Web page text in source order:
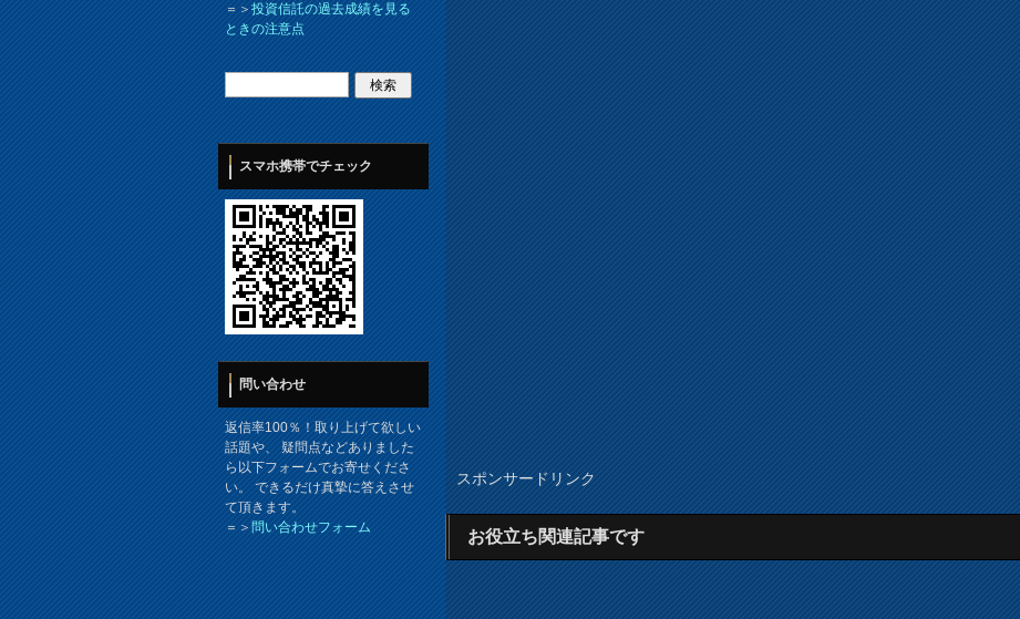
スポンサードリンク
お役立ち関連記事です
＝＞投資信託の過去成績を見る
ときの注意点
スマホ携帯でチェック
問い合わせ
返信率100％！取り上げて欲しい
話題や、 疑問点などありました
ら以下フォームでお寄せくださ
い。 できるだけ真摯に答えさせ
て頂きます。
＝＞問い合わせフォーム